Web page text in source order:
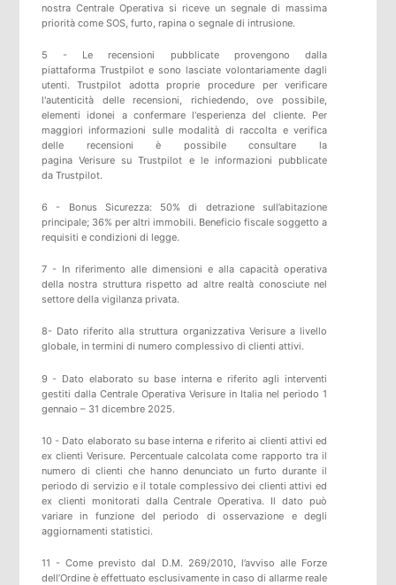
nostra Centrale Operativa si riceve un segnale di massima
priorità come SOS, furto, rapina o segnale di intrusione.
5 - Le recensioni pubblicate provengono dalla
piattaforma Trustpilote sono lasciate volontariamente dagli
utenti.Trustpilot adotta proprie procedure per verificare
l'autenticità delle recensioni, richiedendo, ove possibile,
elementi idonei a confermare l'esperienza del cliente. Per
maggiori informazioni sulle modalità di raccolta e verifica
delle recensioni è possibile consultarela
paginaVerisure suTrustpilot e le informazioni pubblicate
da Trustpilot.
6 - Bonus Sicurezza: 50% di detrazione sull’abitazione
principale; 36% per altri immobili. Beneficio fiscale soggetto a
requisiti e condizioni di legge.
7 - In riferimento alle dimensioni e alla capacità operativa
della nostra struttura rispetto ad altre realtà conosciute nel
settore della vigilanza privata.
8- Dato riferito alla struttura organizzativa Verisure a livello
globale, in termini di numero complessivo di clienti attivi.
9 - Dato elaborato su base interna e riferito agli interventi
gestiti dalla Centrale Operativa Verisure in Italia nel periodo 1
gennaio – 31 dicembre 2025.
10 - Dato elaborato su base interna e riferito ai clienti attivi ed
ex clienti Verisure. Percentuale calcolata come rapporto tra il
numero di clienti che hanno denunciato un furto durante il
periodo di servizio e il totale complessivo dei clienti attivi ed
ex clienti monitorati dalla Centrale Operativa. Il dato può
variare in funzione del periodo di osservazione e degli
aggiornamenti statistici.
11 - Come previsto dal D.M. 269/2010, l’avviso alle Forze
dell’Ordine è effettuato esclusivamente in caso di allarme reale